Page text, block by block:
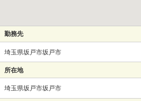
勤務先
埼玉県坂戸市坂戸市
所在地
埼玉県坂戸市坂戸市